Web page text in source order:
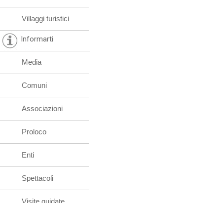
Villaggi turistici
Informarti
Media
Comuni
Associazioni
Proloco
Enti
Spettacoli
Visite guidate